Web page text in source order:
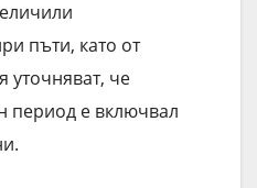
пъти, като от
уточняват, че
период е включвал